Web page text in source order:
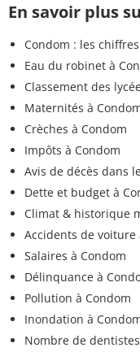
En savoir plus
Condom : les
Eau du robinet à
Classement des
Maternités à
Crèches à Condom
Impôts à Condom
Avis de décès dans
Dette et budget à
Climat & historique
Accidents de voiture
Salaires à Condom
Délinquance à
Pollution à Condom
Inondation à
Nombre de